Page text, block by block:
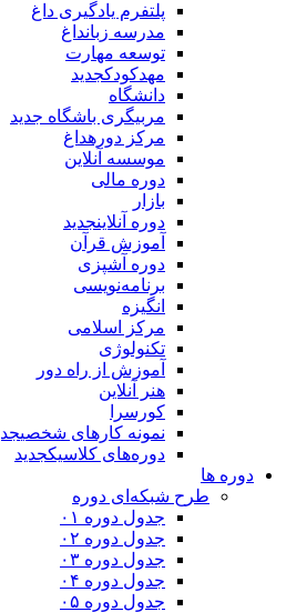
پلتفرم یادگیریداغ
مدرسه زبانداغ
توسعه مهارت
مهدکودکجدید
دانشگاه
مربیگری باشگاهجدید
مرکز دوره داغ
موسسه آنلاین
دوره مالی
بازار
دوره آنلاین جدید
آموزش قرآن
دوره آشپزی
برنامه‌نویسی
انگیزه
مرکز اسلامی
تکنولوژی
آموزش از راه دور
هنر آنلاین
کورسرا
نمونه کارهای شخصیجدید
دوره‌های کلاسیکجدید
دوره ها
طرح شبکه‌ای دوره
جدول دوره ۰۱
جدول دوره ۰۲
جدول دوره ۰۳
جدول دوره ۰۴
جدول دوره ۰۵